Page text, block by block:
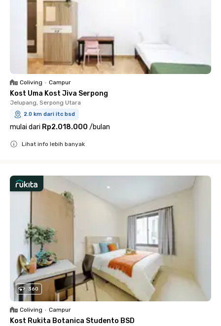
Coliving • Campur
Kost Uma Kost Jiva Serpong
Jelupang, Serpong Utara
2.0 km dari itc bsd
mulai dari Rp2.018.000 /bulan
Lihat info lebih banyak
360
Coliving • Campur
Kost Rukita Botanica Studento BSD